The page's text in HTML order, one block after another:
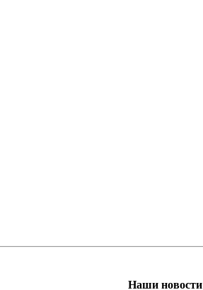
Наши новости